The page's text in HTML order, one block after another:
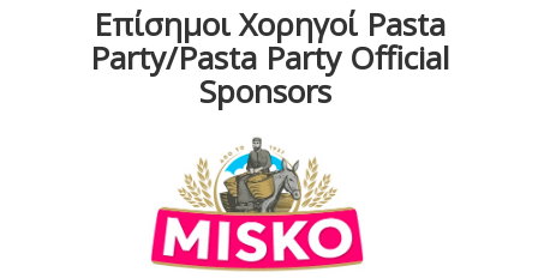
Επίσημοι Χορηγοί Pasta
Party/Pasta Party Official
Sponsors